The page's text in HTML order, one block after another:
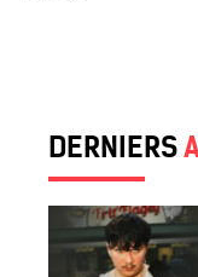
DERNIERS